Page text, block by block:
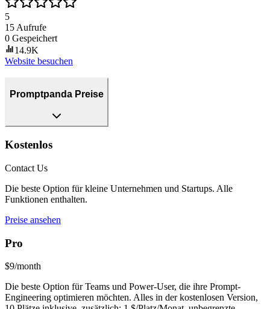
5
15 Aufrufe
0 Gespeichert
14.9K
Website besuchen
Promptpanda Preise
Kostenlos
Contact Us
Die beste Option für kleine Unternehmen und Startups. Alle
Funktionen enthalten.
Preise ansehen
Pro
$9/month
Die beste Option für Teams und Power-User, die ihre Prompt-
Engineering optimieren möchten. Alles in der kostenlosen Version,